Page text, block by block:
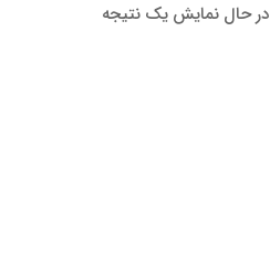
در حال نمایش یک نتیجه